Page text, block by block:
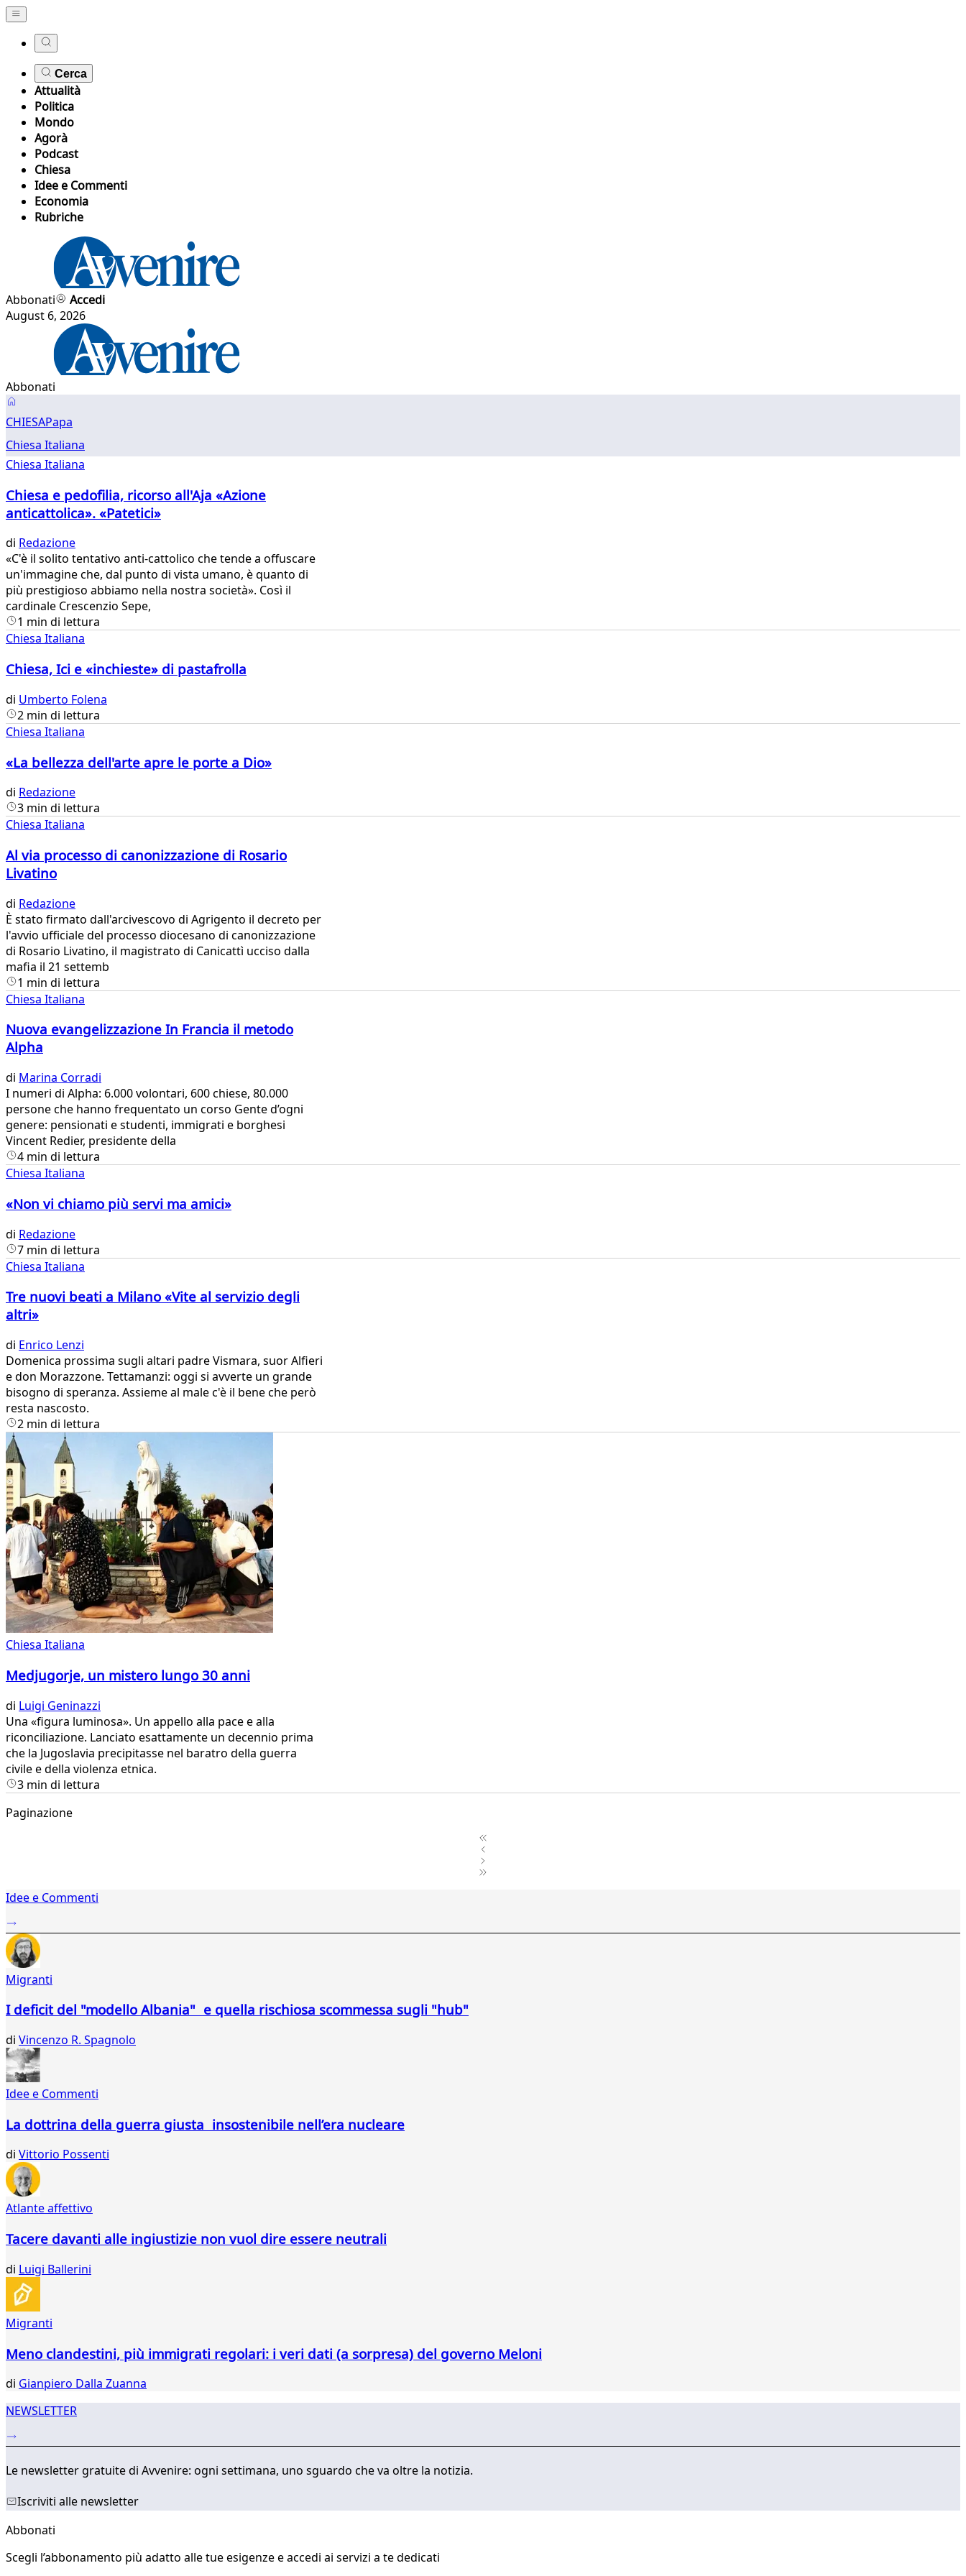
Cerca
Attualità
Politica
Mondo
Agorà
Podcast
Chiesa
Idee e Commenti
Economia
Rubriche
Abbonati
Accedi
August 6, 2026
Abbonati
Chiesa
Italiana
CHIESAPapa
Chiesa Italiana
Chiesa Italiana
Chiesa e pedofilia, ricorso all'Aja «Azione
anticattolica». «Patetici»
di Redazione
​«C'è il solito tentativo anti-cattolico che tende a offuscare
un'immagine che, dal punto di vista umano, è quanto di
più prestigioso abbiamo nella nostra società». Così il
cardinale Crescenzio Sepe,
1 min di lettura
Chiesa Italiana
Chiesa, Ici e «inchieste» di pastafrolla
di Umberto Folena
2 min di lettura
Chiesa Italiana
«La bellezza dell'arte apre le porte a Dio»
di Redazione
3 min di lettura
Chiesa Italiana
Al via processo di canonizzazione di Rosario
Livatino
di Redazione
È stato firmato dall'arcivescovo di Agrigento il decreto per
l'avvio ufficiale del processo diocesano di canonizzazione
di Rosario Livatino, il magistrato di Canicattì ucciso dalla
mafia il 21 settemb
1 min di lettura
Chiesa Italiana
Nuova evangelizzazione In Francia il metodo
Alpha
di Marina Corradi
I numeri di Alpha: 6.000 volontari, 600 chiese, 80.000
persone che hanno frequentato un corso Gente d’ogni
genere: pensionati e studenti, immigrati e borghesi
Vincent Redier, presidente della
4 min di lettura
Chiesa Italiana
«Non vi chiamo più servi ma amici»
di Redazione
7 min di lettura
Chiesa Italiana
Tre nuovi beati a Milano «Vite al servizio degli
altri»
di Enrico Lenzi
Domenica prossima sugli altari padre Vismara, suor Alfieri
e don Morazzone. Tettamanzi: oggi si avverte un grande
bisogno di speranza. Assieme al male c'è il bene che però
resta nascosto.
2 min di lettura
Chiesa Italiana
Medjugorje, un mistero lungo 30 anni
di Luigi Geninazzi
Una «figura luminosa». Un appello alla pace e alla
riconciliazione. Lanciato esattamente un decennio prima
che la Jugoslavia precipitasse nel baratro della guerra
civile e della violenza etnica.
3 min di lettura
Paginazione
2Idee e Commenti
Migranti
I deficit del "modello Albania" e quella rischiosa scommessa sugli "hub"
di Vincenzo R. Spagnolo
Idee e Commenti
La dottrina della guerra giusta insostenibile nell’era nucleare
di Vittorio Possenti
Atlante affettivo
Tacere davanti alle ingiustizie non vuol dire essere neutrali
di Luigi Ballerini
Migranti
Meno clandestini, più immigrati regolari: i veri dati (a sorpresa) del governo Meloni
di Gianpiero Dalla Zuanna
NEWSLETTER
Le newsletter gratuite di Avvenire: ogni settimana, uno sguardo che va oltre la notizia.
Iscriviti alle newsletter
Abbonati
Scegli l’abbonamento più adatto alle tue esigenze e accedi ai servizi a te dedicati